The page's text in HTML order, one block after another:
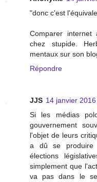
"donc c'est
Comparer
chez stupide.
mentaux sur son
Répondre
JJS 14 janvier
Si les médias
gouvernement
l'objet de leurs
a dû se produire
élections
simplement que
va pas dans le